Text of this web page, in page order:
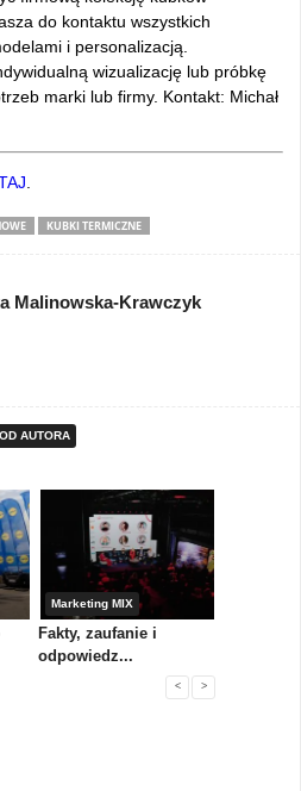
do kontaktu wszystkich
i personalizacją.
wizualizację lub próbkę
marki lub firmy. Kontakt: Michał
KUBKI TERMICZNE
Malinowska-Krawczyk
AUTORA
Marketing MIX
Fakty, zaufanie i
odpowiedz...
< >